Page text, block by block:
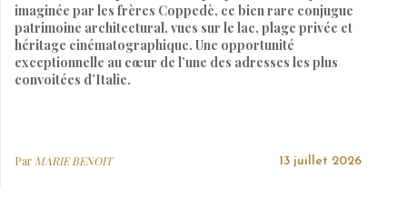
imaginée par les frères Coppedè, ce bien rare conjugue
patrimoine architectural, vues sur le lac, plage privée et
héritage cinématographique. Une opportunité
exceptionnelle au cœur de l’une des adresses les plus
convoitées d’Italie.
Par MARIE BENOIT 13 juillet 2026